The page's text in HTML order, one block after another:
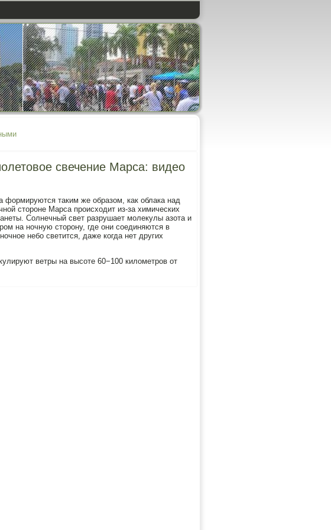
свечение Марса: видео
таким же образом, как облака над
стороне Марса происходит из-за химических
Солнечный свет разрушает молекулы азота и
на ночную сторону, где они соединяются в
небо светится, даже когда нет других
ветры на высоте 60−100 километров от